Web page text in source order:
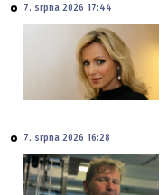
7. srpna 2026 17:44
7. srpna 2026 16:28